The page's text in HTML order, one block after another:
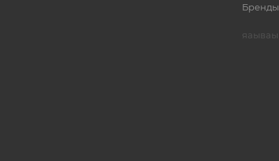
Бренды
яаываы